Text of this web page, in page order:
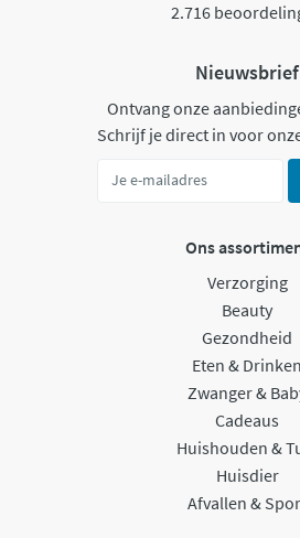
2.716
Nieuwsbrief
Ontvang onze
Schrijf je direct in voor
Ons
Verzorging
Beauty
Gezondheid
Eten & Drinken
Zwanger &
Cadeaus
Huishouden &
Huisdier
Afvallen &